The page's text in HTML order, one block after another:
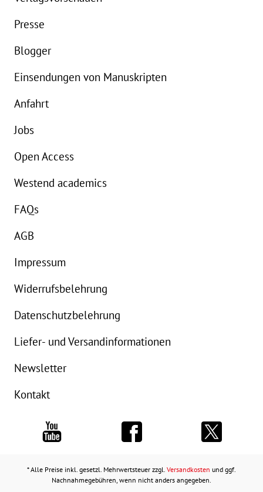
Presse
Blogger
Einsendungen von Manuskripten
Anfahrt
Jobs
Open Access
Westend academics
FAQs
AGB
Impressum
Widerrufsbelehrung
Datenschutzbelehrung
Liefer- und Versandinformationen
Newsletter
Kontakt
* Alle Preise inkl. gesetzl. Mehrwertsteuer zzgl. Versandkosten und ggf.
Nachnahmegebühren, wenn nicht anders angegeben.